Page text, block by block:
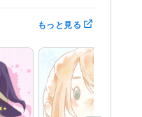
もっと見る